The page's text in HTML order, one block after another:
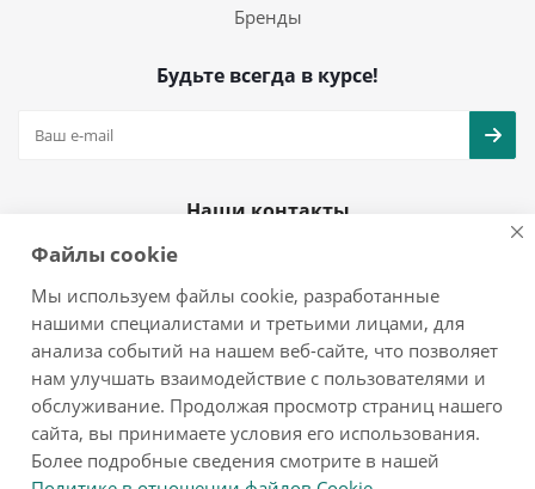
Бренды
Будьте всегда в курсе!
Наши контакты
+7(925)979-08-25
2026 © мол777 - интернет-магазин бытовой техники
Разработка сайта -cmall
Файлы cookie
Мы используем файлы cookie, разработанные
нашими специалистами и третьими лицами, для
анализа событий на нашем веб-сайте, что позволяет
нам улучшать взаимодействие с пользователями и
обслуживание. Продолжая просмотр страниц нашего
сайта, вы принимаете условия его использования.
Более подробные сведения смотрите в нашей